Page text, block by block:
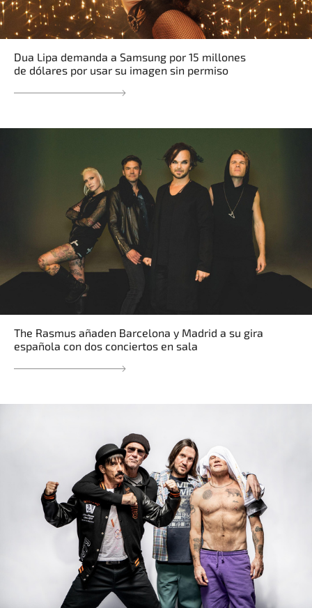
Dua Lipa demanda a Samsung por 15 millones
de dólares por usar su imagen sin permiso
The Rasmus añaden Barcelona y Madrid a su gira
española con dos conciertos en sala